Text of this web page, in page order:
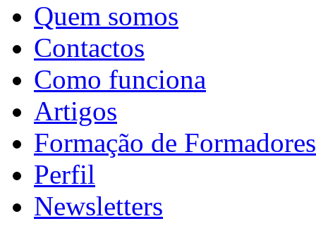
Quem somos
Contactos
Como funciona
Artigos
Formação de Formadores
Perfil
Newsletters